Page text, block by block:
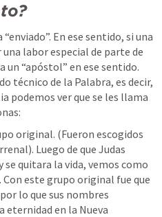
En ese sentido, si una
labor especial de parte de
un “apóstol” en ese sentido.
técnico de la Palabra, es decir,
podemos ver que se les llama
original. (Fueron escogidos
Luego de que Judas
quitara la vida, vemos como
. Con este grupo original fue que
lo que sus nombres
eternidad en la Nueva